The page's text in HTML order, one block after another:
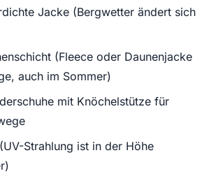
Jacke (Bergwetter ändert sich
(Fleece oder Daunenjacke
auch im Sommer)
mit Knöchelstütze für
Strahlung ist in der Höhe